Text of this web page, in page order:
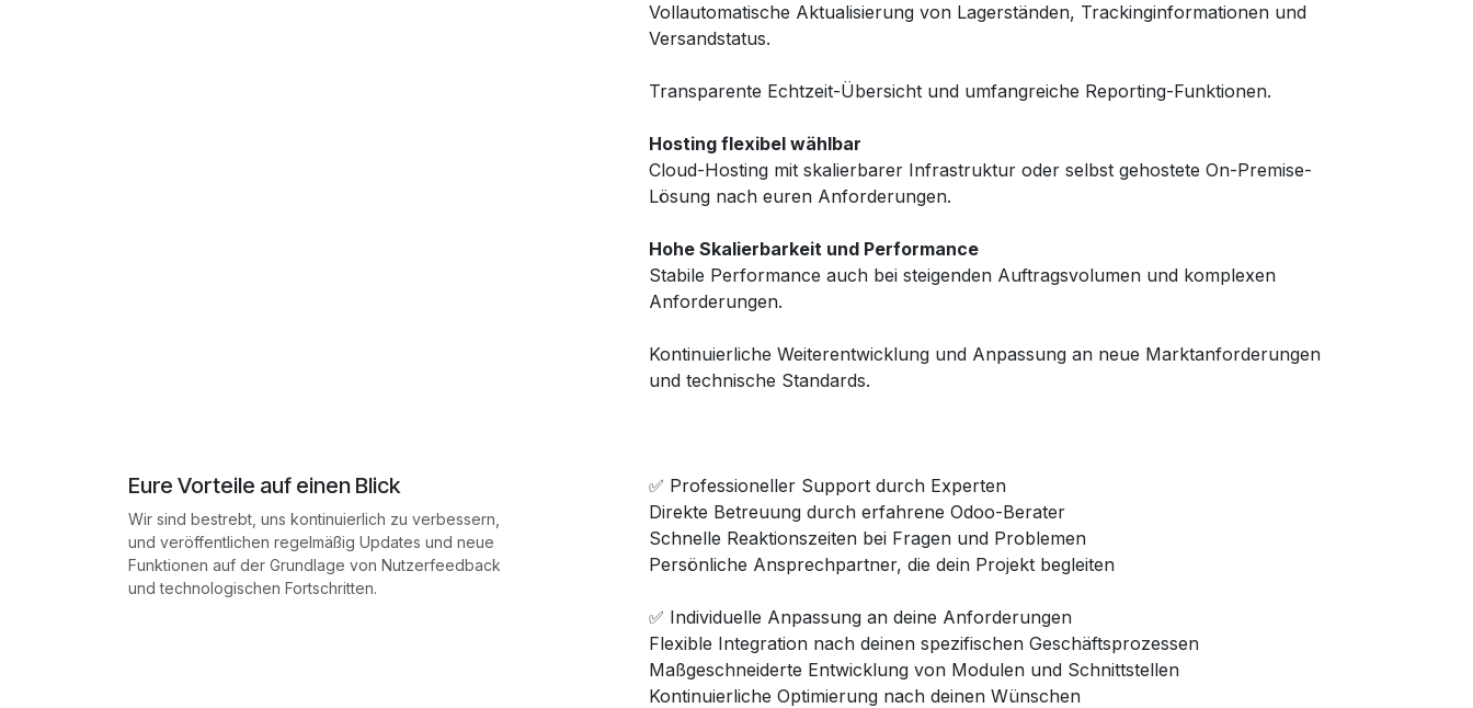
Vollautomatische Aktualisierung von Lagerständen, Trackinginformationen und
Versandstatus.
Transparente Echtzeit-Übersicht und umfangreiche Reporting-Funktionen.
Hosting flexibel wählbar
Cloud-Hosting mit skalierbarer Infrastruktur oder selbst gehostete On-Premise-
Lösung nach euren Anforderungen.
Hohe Skalierbarkeit und Performance
Stabile Performance auch bei steigenden Auftragsvolumen und komplexen
Anforderungen.
Kontinuierliche Weiterentwicklung und Anpassung an neue Marktanforderungen
und technische Standards.
Eure Vorteile auf einen Blick
Wir sind bestrebt, uns kontinuierlich zu verbessern,
und veröffentlichen regelmäßig Updates und neue
Funktionen auf der Grundlage von Nutzerfeedback
und technologischen Fortschritten.
✅ Professioneller Support durch Experten
Direkte Betreuung durch erfahrene Odoo-Berater
Schnelle Reaktionszeiten bei Fragen und Problemen
Persönliche Ansprechpartner, die dein Projekt begleiten
✅ Individuelle Anpassung an deine Anforderungen
Flexible Integration nach deinen spezifischen Geschäftsprozessen
Maßgeschneiderte Entwicklung von Modulen und Schnittstellen
Kontinuierliche Optimierung nach deinen Wünschen